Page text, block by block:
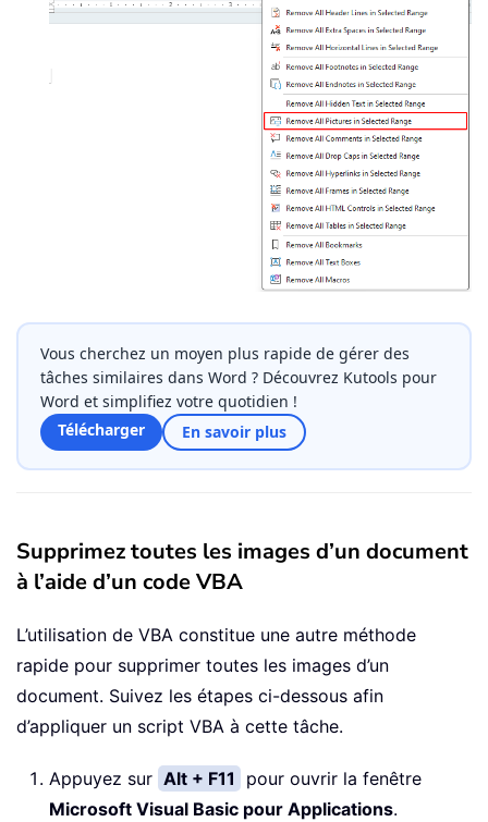
Vous cherchez un moyen plus rapide de gérer des
tâches similaires dans Word ? Découvrez Kutools pour
Word et simplifiez votre quotidien !
Télécharger
En savoir plus
Supprimez toutes les images d’un document
à l’aide d’un code VBA
L’utilisation de VBA constitue une autre méthode
rapide pour supprimer toutes les images d’un
document. Suivez les étapes ci-dessous afin
d’appliquer un script VBA à cette tâche.
Appuyez sur Alt + F11
pour ouvrir la fenêtre
Microsoft Visual Basic pour Applications.